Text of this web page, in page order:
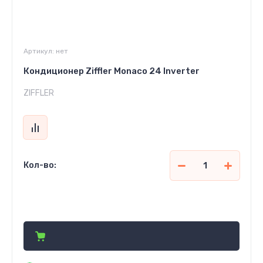
Артикул: нет
Кондиционер Ziffler Monaco 24 Inverter
ZIFFLER
Кол-во: